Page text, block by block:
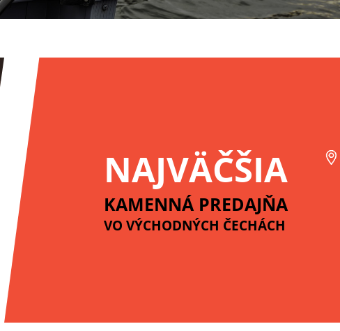
NAJVÄČŠIA
KAMENNÁ PREDAJŇA
VO VÝCHODNÝCH ČECHÁCH